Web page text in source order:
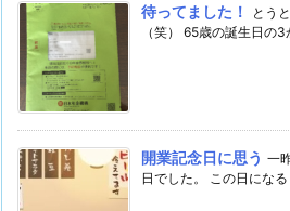
待ってました！
とう
（笑） 65歳の誕生日の
開業記念日に思う 一
日でした。 この日にな